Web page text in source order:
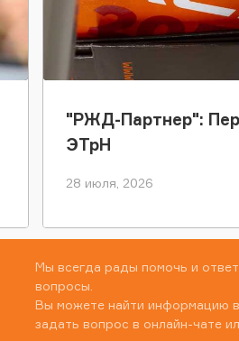
"РЖД-Партнер":
ЭТрН
28 июля, 2026
Мы всегда рады помочь и
вопросы.
Вы можете найти информацию
задать вопрос в онлайн-чате